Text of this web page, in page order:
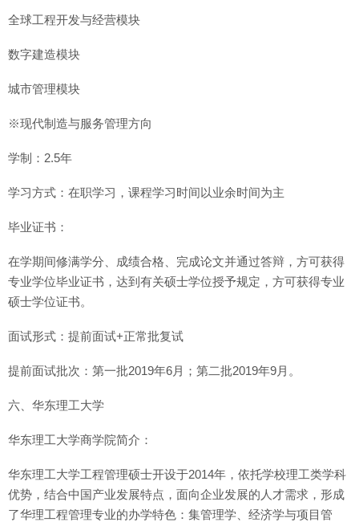
全球工程开发与经营模块
数字建造模块
城市管理模块
※现代制造与服务管理方向
学制：2.5年
学习方式：在职学习，课程学习时间以业余时间为主
毕业证书：
在学期间修满学分、成绩合格、完成论文并通过答辩，方可获得
专业学位毕业证书，达到有关硕士学位授予规定，方可获得专业
硕士学位证书。
面试形式：提前面试+正常批复试
提前面试批次：第一批2019年6月；第二批2019年9月。
六、华东理工大学
华东理工大学商学院简介：
华东理工大学工程管理硕士开设于2014年，依托学校理工类学科
优势，结合中国产业发展特点，面向企业发展的人才需求，形成
了华理工程管理专业的办学特色：集管理学、经济学与项目管